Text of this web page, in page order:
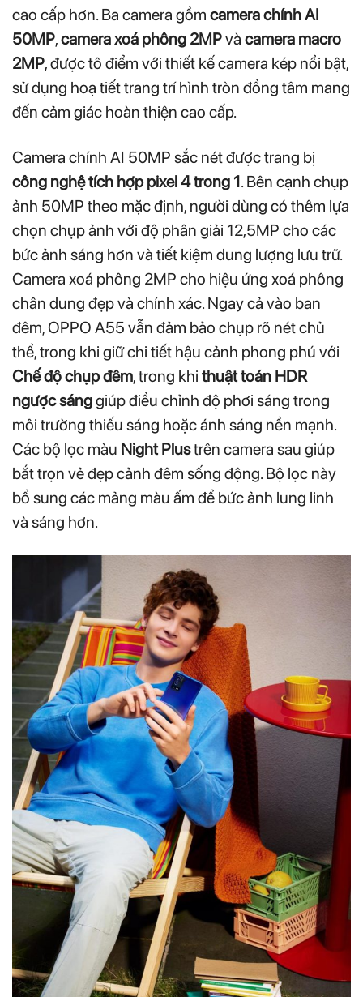
cao cấp hơn. Ba camera gồm camera chính AI
50MP,camera xoá phông 2MPvà camera macro
2MP, được tô điểm với thiết kế camera kép nổi bật,
sử dụng hoạ tiết trang trí hình tròn đồng tâm mang
đến cảm giác hoàn thiện cao cấp.
Camera chính AI 50MP sắc nét được trang bị
công nghệ tích hợp pixel 4 trong 1. Bên cạnh chụp
ảnh 50MP theo mặc định, người dùng có thêm lựa
chọn chụp ảnh với độ phân giải 12,5MP cho các
bức ảnh sáng hơn và tiết kiệm dung lượng lưu trữ.
Camera xoá phông 2MP cho hiệu ứng xoá phông
chân dung đẹp và chính xác. Ngay cả vào ban
đêm, OPPO A55 vẫn đảm bảo chụp rõ nét chủ
thể, trong khi giữ chi tiết hậu cảnh phong phú với
Chế độ chụp đêm, trong khi thuật toán HDR
ngược sánggiúp điều chỉnh độ phơi sáng trong
môi trường thiếu sáng hoặc ánh sáng nền mạnh.
Các bộ lọc màu Night Plustrên camera sau giúp
bắt trọn vẻ đẹp cảnh đêm sống động. Bộ lọc này
bổ sung các mảng màu ấm để bức ảnh lung linh
và sáng hơn.